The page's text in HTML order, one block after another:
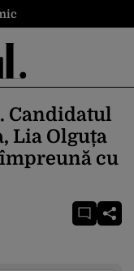
Candidatul
Lia Olguța
cu